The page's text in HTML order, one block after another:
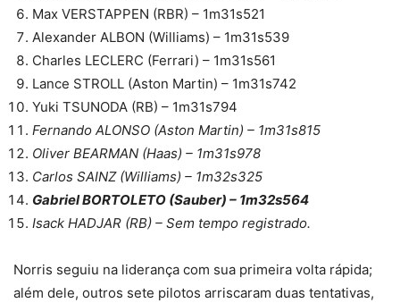
Max VERSTAPPEN (RBR) – 1m31s521
Alexander ALBON (Williams) – 1m31s539
Charles LECLERC (Ferrari) – 1m31s561
Lance STROLL (Aston Martin) – 1m31s742
Yuki TSUNODA (RB) – 1m31s794
Fernando ALONSO (Aston Martin) – 1m31s815
Oliver BEARMAN (Haas) – 1m31s978
Carlos SAINZ (Williams) – 1m32s325
Gabriel BORTOLETO (Sauber) – 1m32s564
Isack HADJAR (RB) – Sem tempo registrado.
Norris seguiu na liderança com sua primeira volta rápida;
além dele, outros sete pilotos arriscaram duas tentativas,